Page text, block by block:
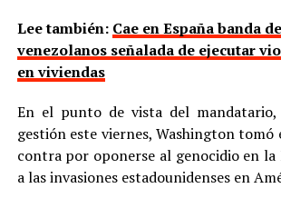
Lee también: Cae en España banda
venezolanos señalada de ejecutar
en viviendas
En el punto de vista del
gestión este viernes, Washington tomó
contra por oponerse al genocidio en la
a las invasiones estadounidenses en